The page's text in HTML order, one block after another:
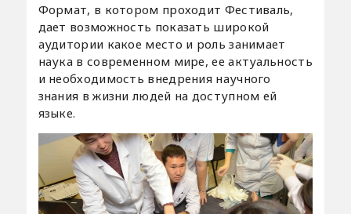
Формат, в котором проходит Фестиваль,
дает возможность показать широкой
аудитории какое место и роль занимает
наука в современном мире, ее актуальность
и необходимость внедрения научного
знания в жизни людей на доступном ей
языке.